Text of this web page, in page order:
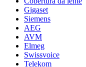
Gigaset
Siemens
AEG
AVM
Elmeg
Swissvoice
Telekom